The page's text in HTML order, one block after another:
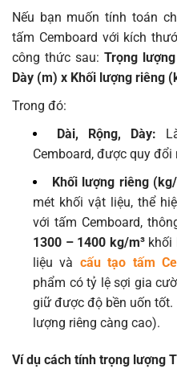
Nếu bạn muốn tính toán
tấm Cemboard với kích
công thức sau: Trọng
Dày (m) x Khối lượng riêng
Trong đó:
Dài, Rộng, Dày:
Cemboard, được quy
Khối lượng riêng
mét khối vật liệu, thể
với tấm Cemboard,
1300 – 1400 kg/m³khối
liệu và cấu tạo tấm
phẩm có tỷ lệ sợi gia
giữ được độ bền uốn
lượng riêng càng cao).
Ví dụ cách tính trọng lượng